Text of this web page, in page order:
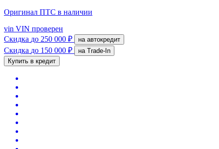
Оригинал ПТС в наличии
vin VIN проверен
Скидка до 250 000 ₽ на автокредит
Скидка до 150 000 ₽
на Trade-In
Купить в кредит